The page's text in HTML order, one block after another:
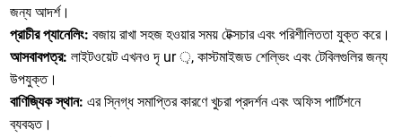
জন্য আদর্শ।
প্রাচীর প্যানেলিং: বজায় রাখা সহজ হওয়ার সময় টেক্সচার এবং পরিশীলিততা যুক্ত করে।
আসবাবপত্র: লাইটওয়েট এখনও দৃ ur ়, কাস্টমাইজড শেল্ভিং এবং টেবিলগুলির জন্য
উপযুক্ত।
বাণিজ্যিক স্থান: এর স্নিগ্ধ সমাপ্তির কারণে খুচরা প্রদর্শন এবং অফিস পার্টিশনে
ব্যবহৃত।